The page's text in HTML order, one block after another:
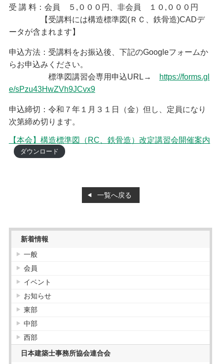
協力会員
お知らせ
耐震化のすすめ
建築士法
設計等の業務に関する報告書
標識の掲示
業務関係
耐震業務
耐震評定委員会等開催日程
耐震評定関係書類
省エネ業務
正会員
協力会員
建築士定期講習
販売図書
受 講 料：会員 ５,０００円、非会員 １０,０００円
【受講料には構造標準図(ＲＣ、鉄骨造)CADデ
ータが含まれます】
申込方法：受講料をお振込後、下記のGoogleフォームか
らお申込みください。
標準図講習会専用申込URL→
https://forms.gl
e/sPzu43HwZVh9JCvx9
申込締切：令和７年１月３１日（金）但し、定員になり
次第締め切ります。
【本会】構造標準図（RC、鉄骨造）改定講習会開催案内
ダウンロード
一覧へ戻る
新着情報
一般
会員
イベント
お知らせ
東部
中部
西部
日本建築士事務所協会連合会